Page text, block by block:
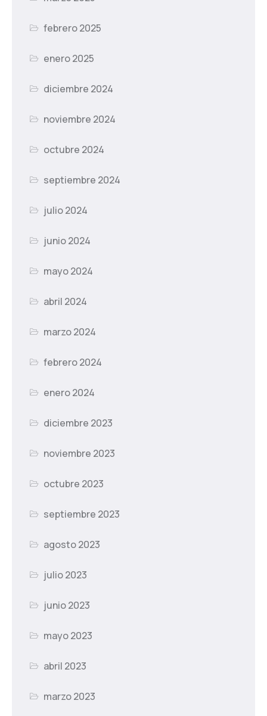
febrero 2025
enero 2025
diciembre 2024
noviembre 2024
octubre 2024
septiembre 2024
julio 2024
junio 2024
mayo 2024
abril 2024
marzo 2024
febrero 2024
enero 2024
diciembre 2023
noviembre 2023
octubre 2023
septiembre 2023
agosto 2023
julio 2023
junio 2023
mayo 2023
abril 2023
marzo 2023